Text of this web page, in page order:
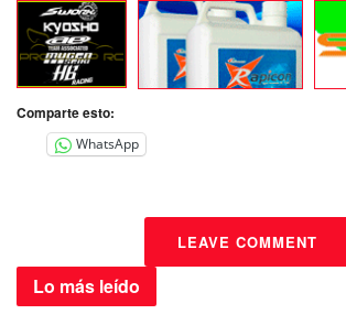
Comparte esto:
WhatsApp
LEAVE COMMENT
Lo más leído